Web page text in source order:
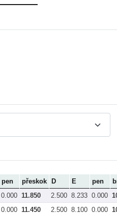
pen přeskok D E pen
0.000 11.850 2.500 8.233 0.000
0.000 11.450 2.500 8.100 0.000